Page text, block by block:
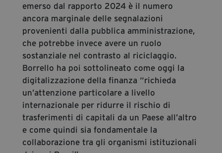
emerso dal rapporto 2024 è il numero
ancora marginale delle segnalazioni
provenienti dalla pubblica amministrazione,
che potrebbe invece avere un ruolo
sostanziale nel contrasto al riciclaggio.
Borrello ha poi sottolineato come oggi la
digitalizzazione della finanza “richieda
un’attenzione particolare a livello
internazionale per ridurre il rischio di
trasferimenti di capitali da un Paese all’altro
e come quindi sia fondamentale la
collaborazione tra gli organismi istituzionali